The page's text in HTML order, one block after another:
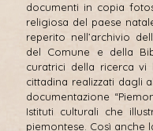
documenti in copia
religiosa del paese
reperito nell’archivio
del Comune e della
curatrici della ricerca
cittadina realizzati dagli
documentazione
Istituti culturali che
piemontese. Così anche